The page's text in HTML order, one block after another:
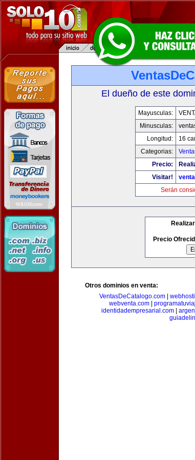
El dueño de este
Mayusculas:
Minusculas:
Longitud:
16
Categorias:
Precio:
Visitar!
Serán
Precio
Otros dominios en venta:
VentasDeCatalogo.com|
webventa.com
identidadempresarial.com